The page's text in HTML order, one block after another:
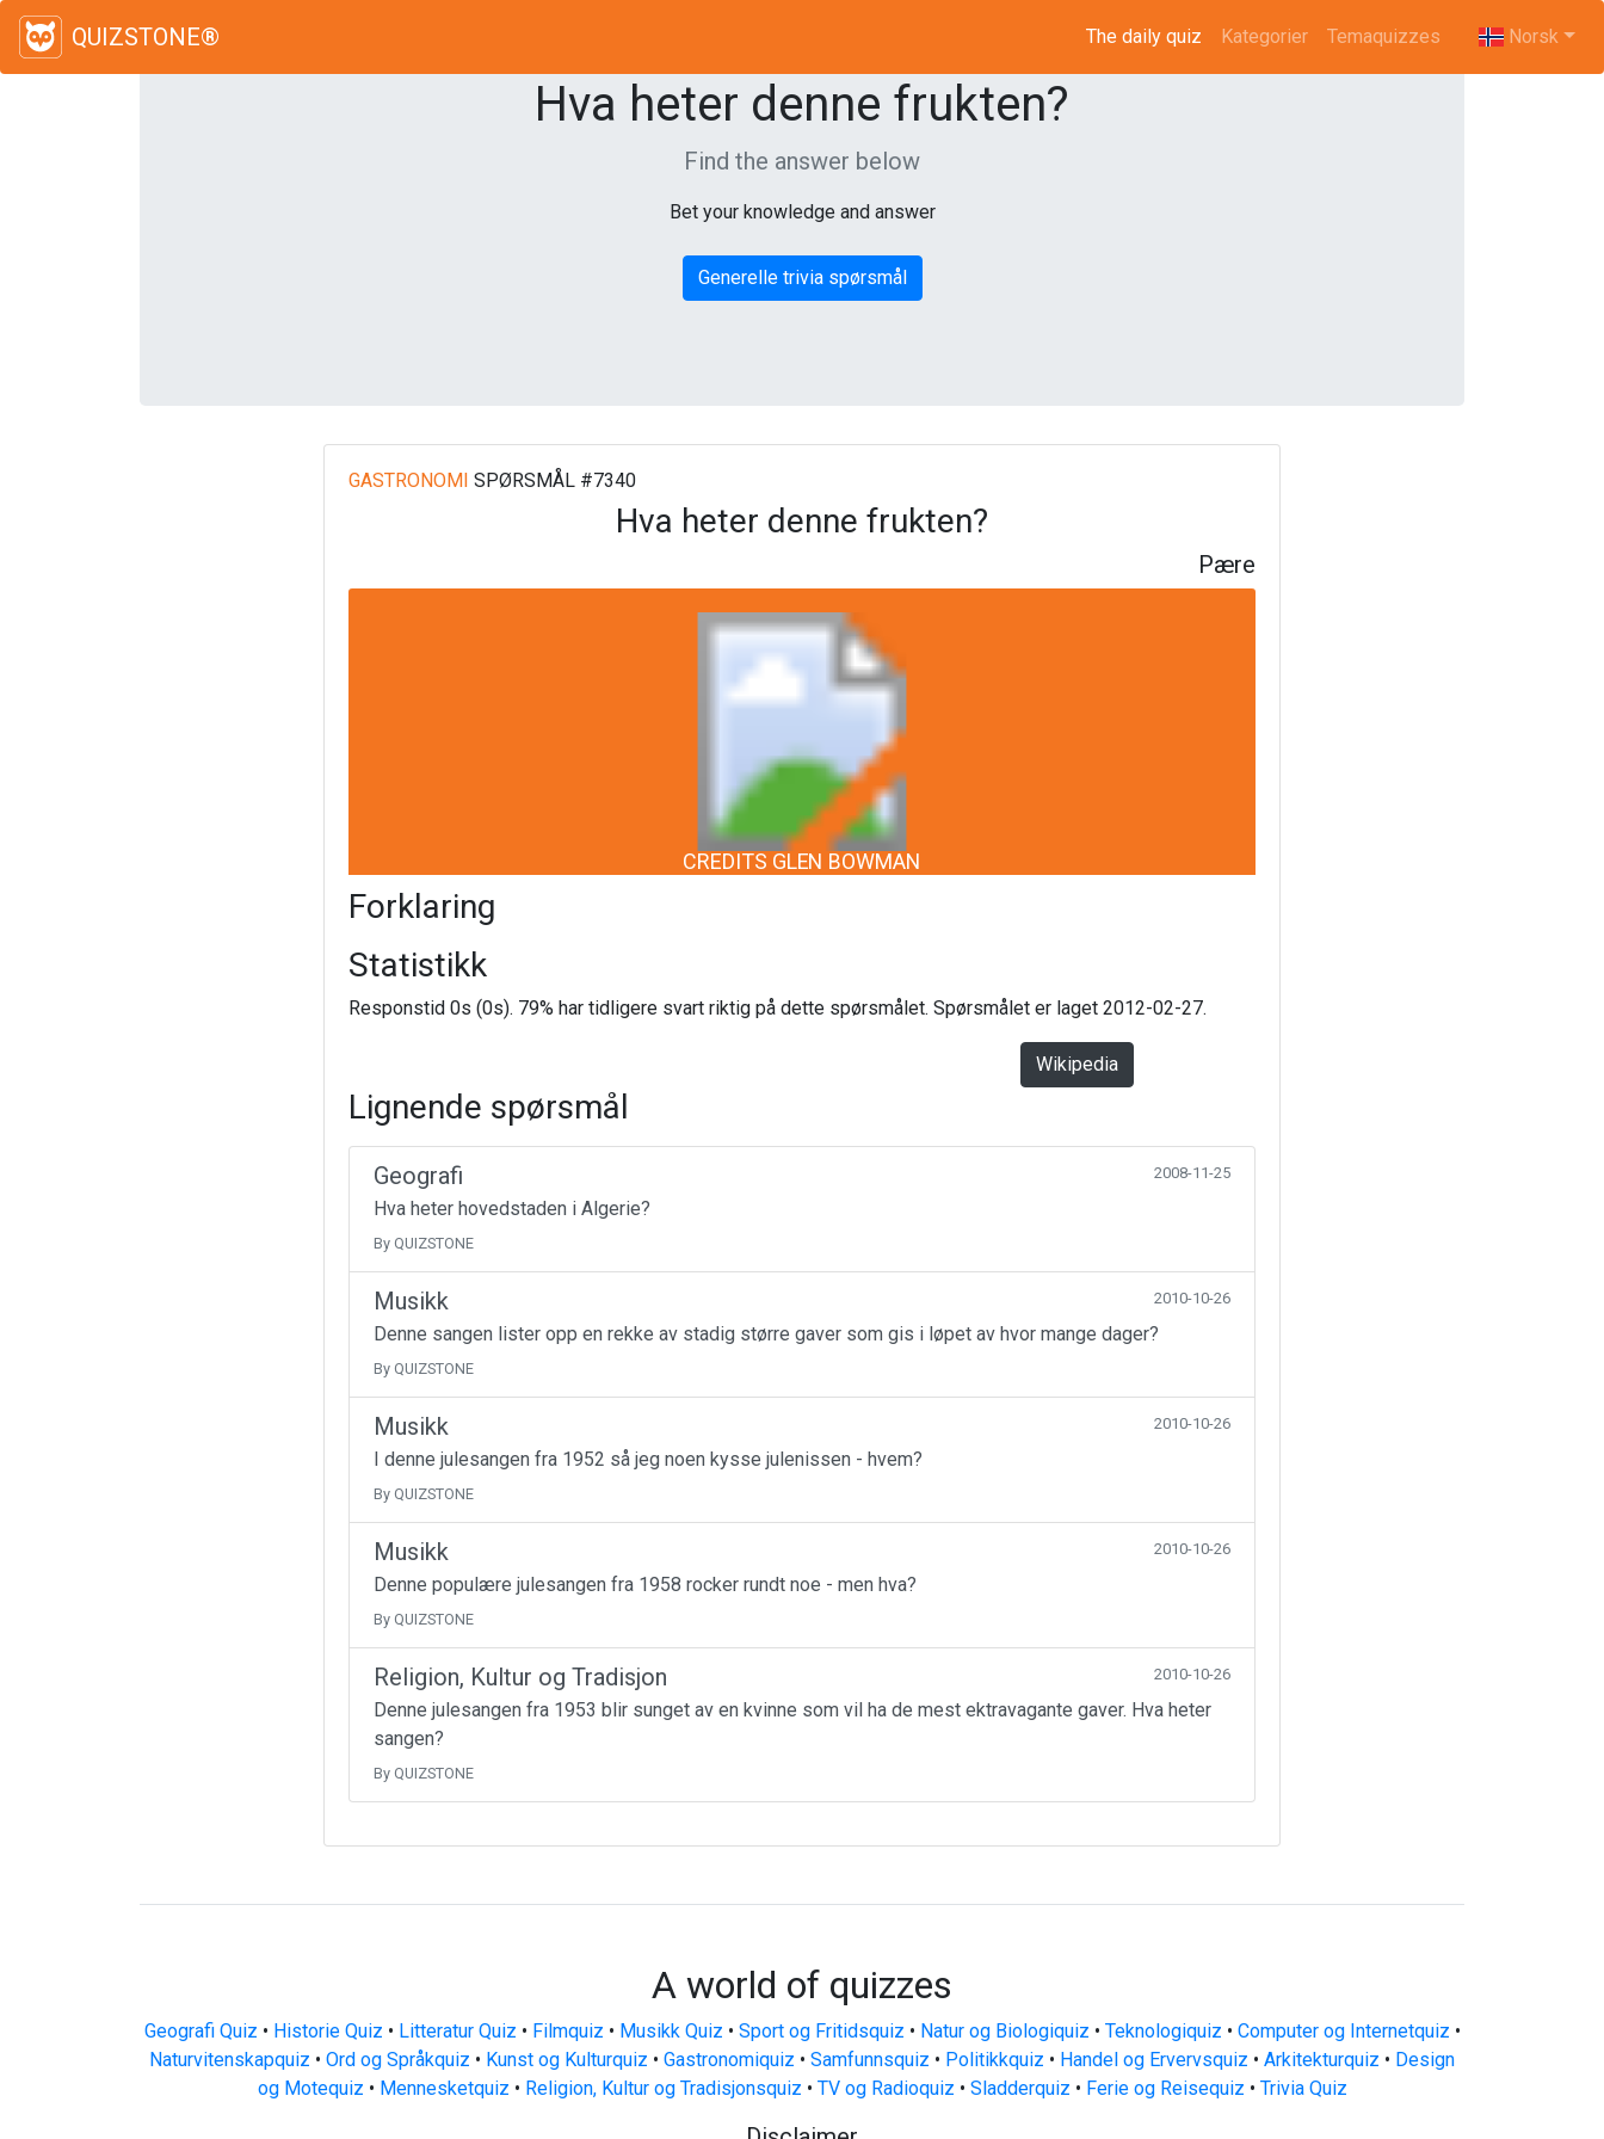
QUIZSTONE® The daily quiz (current)
Kategorier Temaquizzes Norsk
Hva heter denne frukten?
Find the answer below
Bet your knowledge and answer
Generelle trivia spørsmål
GASTRONOMI SPØRSMÅL #7340
Hva heter denne frukten?
Pære
CREDITS GLEN BOWMAN
Forklaring
Statistikk
Responstid 0s (0s). 79% har tidligere svart riktig på dette spørsmålet. Spørsmålet er laget 2012-02-27.
Wikipedia
Lignende spørsmål
Geografi 2008-11-25
Hva heter hovedstaden i Algerie?
By QUIZSTONE
Musikk 2010-10-26
Denne sangen lister opp en rekke av stadig større gaver som gis i løpet av hvor mange dager?
By QUIZSTONE
Musikk 2010-10-26
I denne julesangen fra 1952 så jeg noen kysse julenissen - hvem?
By QUIZSTONE
Musikk 2010-10-26
Denne populære julesangen fra 1958 rocker rundt noe - men hva?
By QUIZSTONE
Religion, Kultur og Tradisjon 2010-10-26
Denne julesangen fra 1953 blir sunget av en kvinne som vil ha de mest ektravagante gaver. Hva heter
sangen?
By QUIZSTONE
A world of quizzes
Geografi Quiz • Historie Quiz • Litteratur Quiz • Filmquiz • Musikk Quiz • Sport og Fritidsquiz • Natur og Biologiquiz • Teknologiquiz • Computer og Internetquiz •
Naturvitenskapquiz • Ord og Språkquiz • Kunst og Kulturquiz • Gastronomiquiz • Samfunnsquiz • Politikkquiz • Handel og Ervervsquiz • Arkitekturquiz • Design
og Motequiz • Mennesketquiz • Religion, Kultur og Tradisjonsquiz • TV og Radioquiz • Sladderquiz • Ferie og Reisequiz • Trivia Quiz